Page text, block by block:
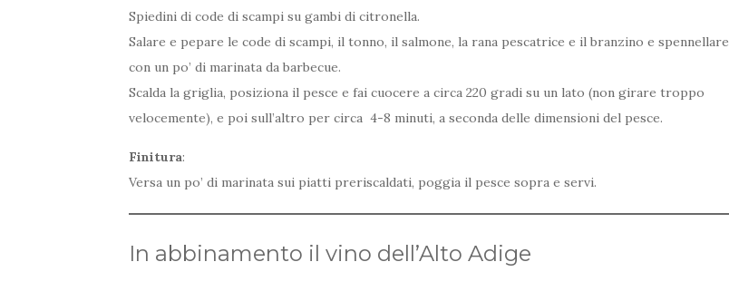
Spiedini di code di scampi su gambi di citronella.
Salare e pepare le code di scampi, il tonno, il salmone, la rana pescatrice e il branzino e spennellare
con un po’ di marinata da barbecue.
Scalda la griglia, posiziona il pesce e fai cuocere a circa 220 gradi su un lato (non girare troppo
velocemente), e poi sull’altro per circa 4-8 minuti, a seconda delle dimensioni del pesce.
Finitura:
Versa un po’ di marinata sui piatti preriscaldati, poggia il pesce sopra e servi.
In abbinamento il vino dell’Alto Adige